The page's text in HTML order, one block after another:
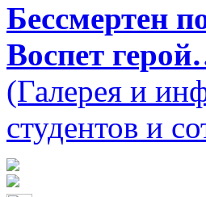
Бессмертен
Воспет
(Галерея и
студентов и